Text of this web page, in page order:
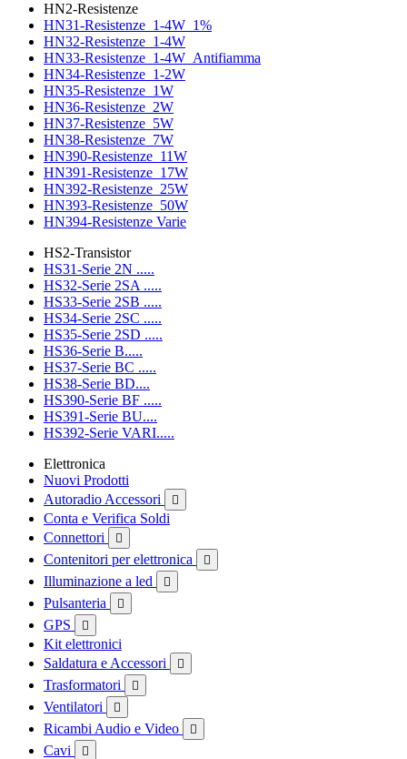
HN2-Resistenze
HN31-Resistenze_1-4W_1%
HN32-Resistenze_1-4W
HN33-Resistenze_1-4W_Antifiamma
HN34-Resistenze_1-2W
HN35-Resistenze_1W
HN36-Resistenze_2W
HN37-Resistenze_5W
HN38-Resistenze_7W
HN390-Resistenze_11W
HN391-Resistenze_17W
HN392-Resistenze_25W
HN393-Resistenze_50W
HN394-Resistenze Varie
HS2-Transistor
HS31-Serie 2N .....
HS32-Serie 2SA .....
HS33-Serie 2SB .....
HS34-Serie 2SC .....
HS35-Serie 2SD .....
HS36-Serie B.....
HS37-Serie BC .....
HS38-Serie BD....
HS390-Serie BF .....
HS391-Serie BU....
HS392-Serie VARI.....
Elettronica
Nuovi Prodotti
Autoradio Accessori

Conta e Verifica Soldi
Connettori

Contenitori per elettronica 
Illuminazione a led 
Pulsanteria 
GPS 
Kit elettronici
Saldatura e Accessori

Trasformatori 
Ventilatori 
Ricambi Audio e Video 
Cavi 